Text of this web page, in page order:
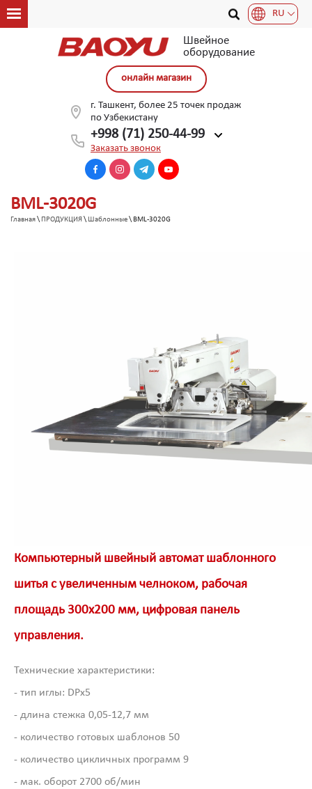
RU
Швейное
оборудование
онлайн магазин
г. Ташкент, более 25 точек продаж
по Узбекистану
+998 (71) 250-44-99
Заказать звонок
BML-3020G
Главная\ ПРОДУКЦИЯ \ Шаблонные\ BML-3020G
Компьютерный швейный автомат шаблонного
шитья с увеличенным челноком, рабочая
площадь 300х200 мм, цифровая панель
управления.
Технические характеристики:
- тип иглы: DPx5
- длина стежка 0,05-12,7 мм
- количество готовых шаблонов 50
- количество цикличных программ 9
- мак. оборот 2700 об/мин